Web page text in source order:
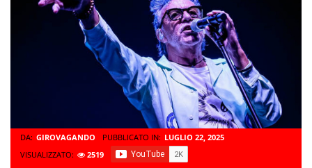
DA: GIROVAGANDO PUBBLICATO IN: LUGLIO 22, 2025
VISUALIZZATO:
2519